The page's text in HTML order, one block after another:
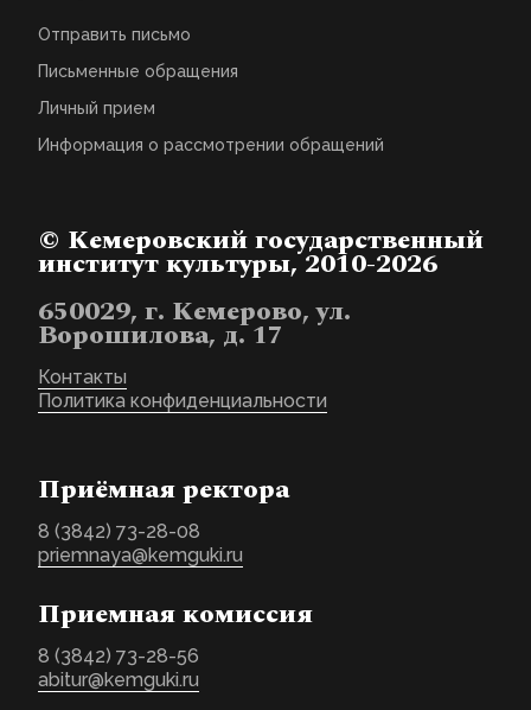
Отправить письмо
Письменные обращения
Личный прием
Информация о рассмотрении обращений
© Кемеровский государственный
институт культуры, 2010-2026
650029, г. Кемерово, ул.
Ворошилова, д. 17
Контакты
Политика конфиденциальности
Приёмная ректора
8 (3842) 73-28-08
priemnaya@kemguki.ru
Приемная комиссия
8 (3842) 73-28-56
abitur@kemguki.ru